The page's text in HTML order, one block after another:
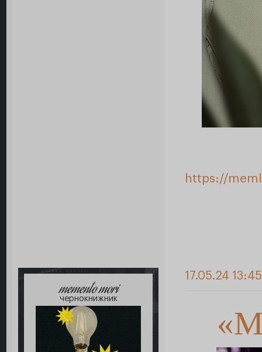
https://
memento mori
чернокнижник
17.05.24